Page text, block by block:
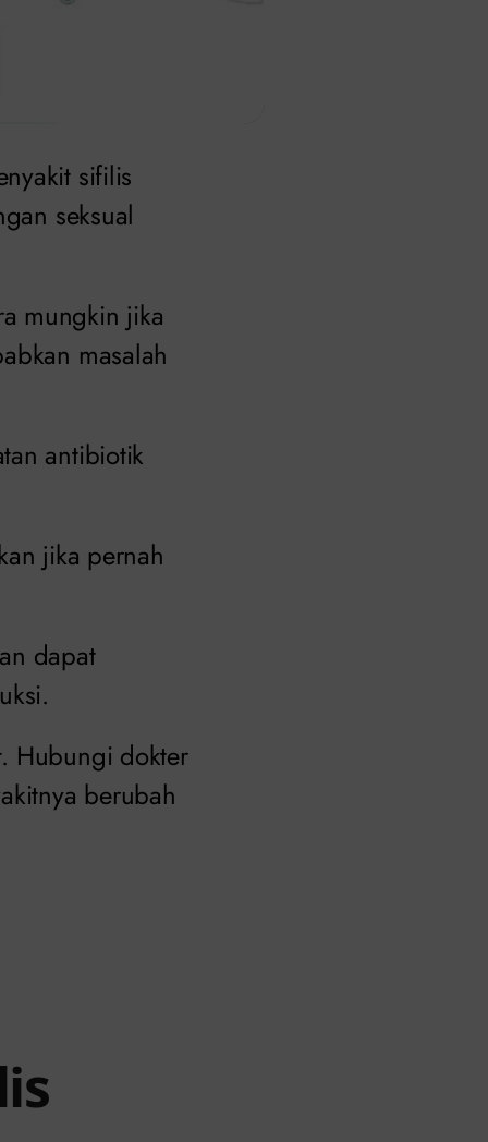
sifilis
seksual
mungkin jika
masalah
antibiotik
jika pernah
dapat
Hubungi dokter
berubah